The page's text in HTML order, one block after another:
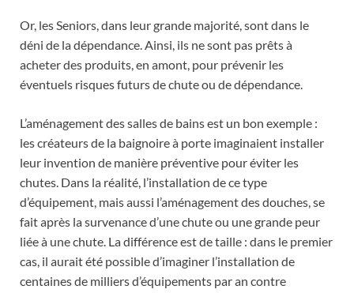
Or, les Seniors, dans leur grande majorité, sont dans le
déni de la dépendance. Ainsi, ils ne sont pas prêts à
acheter des produits, en amont, pour prévenir les
éventuels risques futurs de chute ou de dépendance.
L’aménagement des salles de bains est un bon exemple :
les créateurs de la baignoire à porte imaginaient installer
leur invention de manière préventive pour éviter les
chutes. Dans la réalité, l’installation de ce type
d’équipement, mais aussi l’aménagement des douches, se
fait après la survenance d’une chute ou une grande peur
liée à une chute. La différence est de taille : dans le premier
cas, il aurait été possible d’imaginer l’installation de
centaines de milliers d’équipements par an contre